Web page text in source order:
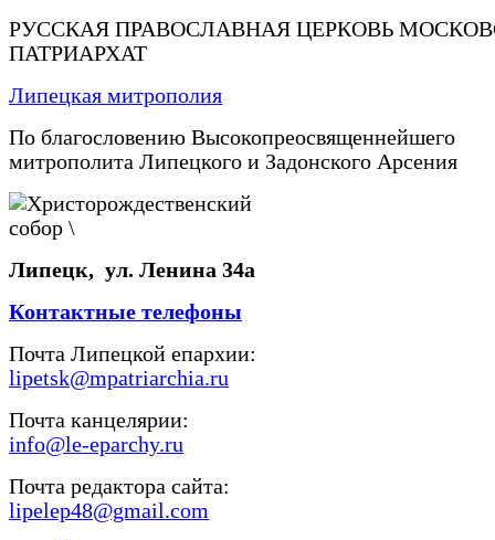
РУССКАЯ ПРАВОСЛАВНАЯ ЦЕРКОВЬ
ПАТРИАРХАТ
Липецкая митрополия
По благословению Высокопреосвященнейшего
митрополита Липецкого и Задонского Арсения
Липецк, ул. Ленина 34а
Контактные телефоны
Почта Липецкой епархии:
lipetsk@mpatriarchia.ru
Почта канцелярии:
info@le-eparchy.ru
Почта редактора сайта:
lipelep48@gmail.com